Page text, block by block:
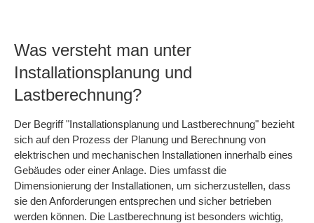
Was versteht man unter
Installationsplanung und
Lastberechnung?
Der Begriff "Installationsplanung und Lastberechnung" bezieht
sich auf den Prozess der Planung und Berechnung von
elektrischen und mechanischen Installationen innerhalb eines
Gebäudes oder einer Anlage. Dies umfasst die
Dimensionierung der Installationen, um sicherzustellen, dass
sie den Anforderungen entsprechen und sicher betrieben
werden können. Die Lastberechnung ist besonders wichtig,